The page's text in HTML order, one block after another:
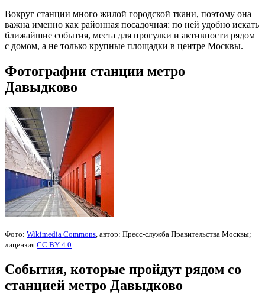
Вокруг станции много жилой городской ткани, поэтому она
важна именно как районная посадочная: по ней удобно искать
ближайшие события, места для прогулки и активности рядом
с домом, а не только крупные площадки в центре Москвы.
Фотографии станции метро
Давыдково
Фото: Wikimedia Commons, автор: Пресс-служба Правительства Москвы;
лицензия CC BY 4.0.
События, которые пройдут рядом со
станцией метро Давыдково